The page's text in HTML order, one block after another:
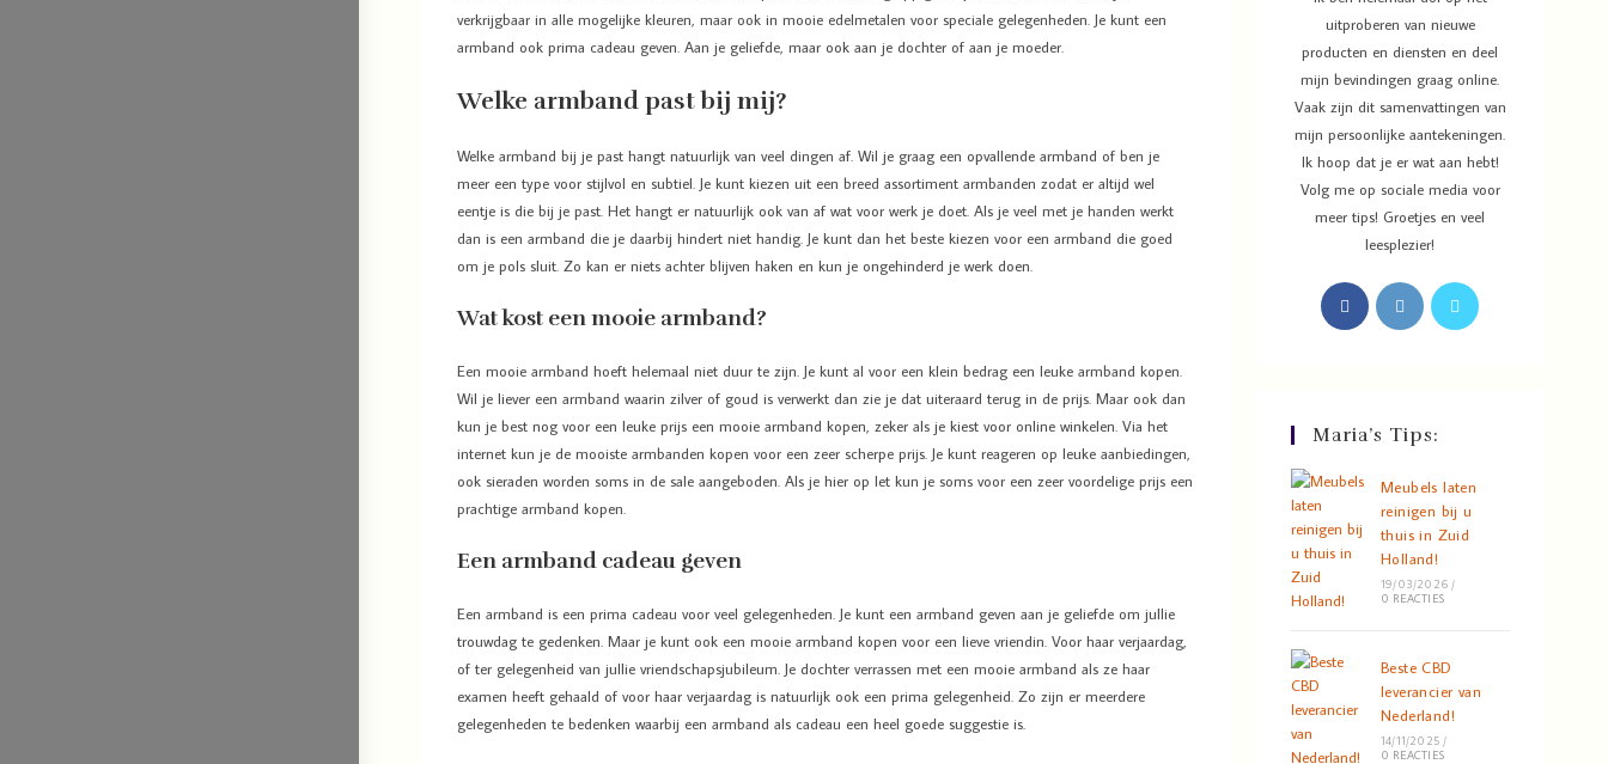
verkrijgbaar in alle mogelijke kleuren, maar ook in mooie edelmetalen voor speciale gelegenheden. Je kunt een
armband ook prima cadeau geven. Aan je geliefde, maar ook aan je dochter of aan je moeder.
Welke armband past bij mij?
Welke armband bij je past hangt natuurlijk van veel dingen af. Wil je graag een opvallende armband of ben je
meer een type voor stijlvol en subtiel. Je kunt kiezen uit een breed assortiment armbanden zodat er altijd wel
eentje is die bij je past. Het hangt er natuurlijk ook van af wat voor werk je doet. Als je veel met je handen werkt
dan is een armband die je daarbij hindert niet handig. Je kunt dan het beste kiezen voor een armband die goed
om je pols sluit. Zo kan er niets achter blijven haken en kun je ongehinderd je werk doen.
Wat kost een mooie armband?
Een mooie armband hoeft helemaal niet duur te zijn. Je kunt al voor een klein bedrag een leuke armband kopen.
Wil je liever een armband waarin zilver of goud is verwerkt dan zie je dat uiteraard terug in de prijs. Maar ook dan
kun je best nog voor een leuke prijs een mooie armband kopen, zeker als je kiest voor online winkelen. Via het
internet kun je de mooiste armbanden kopen voor een zeer scherpe prijs. Je kunt reageren op leuke aanbiedingen,
ook sieraden worden soms in de sale aangeboden. Als je hier op let kun je soms voor een zeer voordelige prijs een
prachtige armband kopen.
Een armband cadeau geven
Een armband is een prima cadeau voor veel gelegenheden. Je kunt een armband geven aan je geliefde om jullie
trouwdag te gedenken. Maar je kunt ook een mooie armband kopen voor een lieve vriendin. Voor haar verjaardag,
of ter gelegenheid van jullie vriendschapsjubileum. Je dochter verrassen met een mooie armband als ze haar
examen heeft gehaald of voor haar verjaardag is natuurlijk ook een prima gelegenheid. Zo zijn er meerdere
gelegenheden te bedenken waarbij een armband als cadeau een heel goede suggestie is.
uitproberen van nieuwe
producten en diensten en deel
mijn bevindingen graag online.
Vaak zijn dit samenvattingen van
mijn persoonlijke aantekeningen.
Ik hoop dat je er wat aan hebt!
Volg me op sociale media voor
meer tips! Groetjes en veel
leesplezier!
Maria’s Tips:
Meubels laten
reinigen bij u
thuis in Zuid
Holland!
19/03/2026 /
0 REACTIES
Beste CBD
leverancier van
Nederland!
14/11/2025 /
0 REACTIES